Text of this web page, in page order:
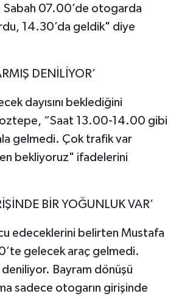
Sabah 07.00’de otogarda
14.30’da geldik" diye
DENİLİYOR’
dayısını beklediğini
“Saat 13.00-14.00 gibi
gelmedi. Çok trafik var
bekliyoruz" ifadelerini
BİR YOĞUNLUK VAR’
edeceklerini belirten Mustafa
gelecek araç gelmedi.
deniliyor. Bayram dönüşü
sadece otogarın girişinde